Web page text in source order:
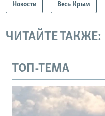
Новости Весь Крым
ЧИТАЙТЕ ТАКЖЕ:
ТОП-ТЕМА